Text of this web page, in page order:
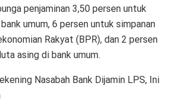
penjaminan 3,50 persen untuk
umum, 6 persen untuk simpanan
Rakyat (BPR), dan 2 persen
asing di bank umum.
Nasabah Bank Dijamin LPS, Ini